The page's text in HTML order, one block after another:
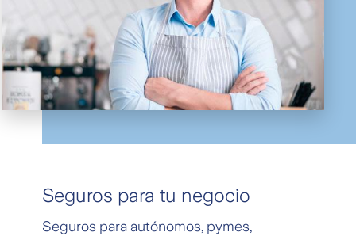
Seguros para tu negocio
Seguros para autónomos, pymes,